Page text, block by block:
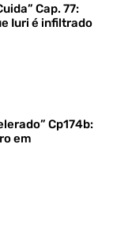
Cap. 77:
Iuri é infiltrado
Cp174b:
em